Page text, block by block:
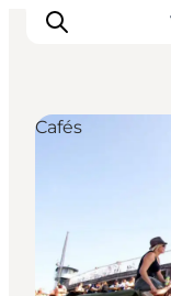
Wat te
Cafés